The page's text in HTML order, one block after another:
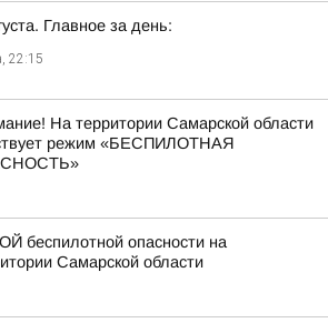
Главное за день:
22:15
На территории Самарской области
режим «БЕСПИЛОТНАЯ
беспилотной опасности на
Самарской области